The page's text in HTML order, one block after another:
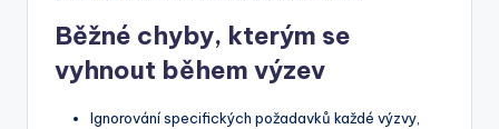
Běžné chyby, kterým se
vyhnout během výzev
Ignorování specifických požadavků každé výzvy,